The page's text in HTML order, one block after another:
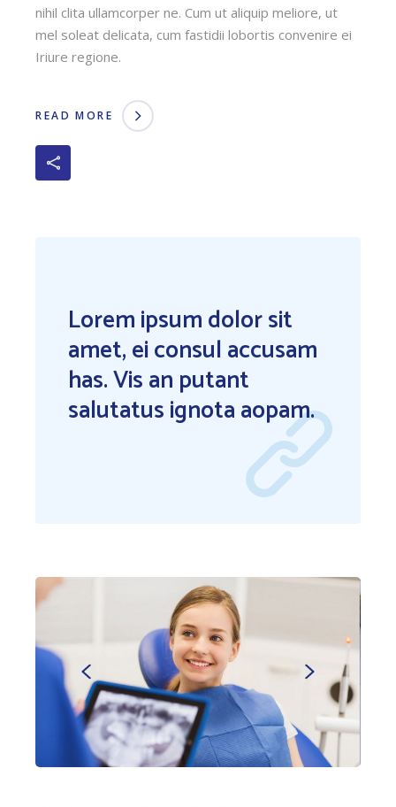
nihil clita ullamcorper ne. Cum ut aliquip meliore, ut
mel soleat delicata, cum fastidii lobortis convenire ei
Iriure regione.
READ MORE
Lorem ipsum dolor sit
amet, ei consul accusam
has. Vis an putant
salutatus ignota aopam.